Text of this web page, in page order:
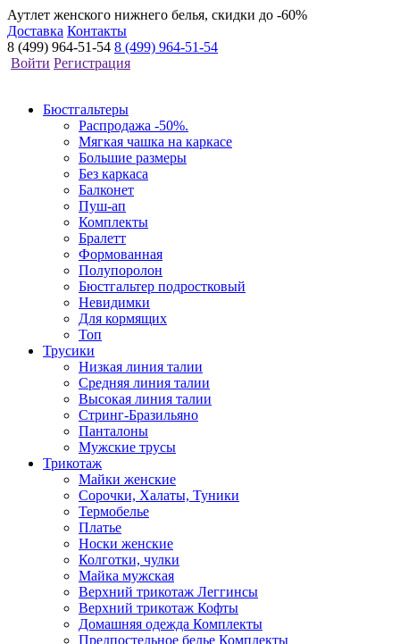
Аутлет женского нижнего белья, скидки до -60%
Доставка Контакты
8 (499) 964-51-54 8 (499) 964-51-54
Войти Регистрация
Бюстгальтеры
Распродажа -50%.
Мягкая чашка на каркасе
Большие размеры
Без каркаса
Балконет
Пуш-ап
Комплекты
Бралетт
Формованная
Полупоролон
Бюстгальтер подростковый
Невидимки
Для кормящих
Топ
Трусики
Низкая линия талии
Средняя линия талии
Высокая линия талии
Стринг-Бразильяно
Панталоны
Мужские трусы
Трикотаж
Майки женские
Сорочки, Халаты, Туники
Термобелье
Платье
Носки женские
Колготки, чулки
Майка мужская
Верхний трикотаж Леггинсы
Верхний трикотаж Кофты
Домашняя одежда Комплекты
Предпостельное белье Комплекты